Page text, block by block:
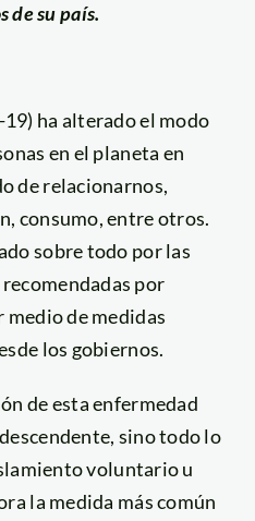
de su país.
ha alterado el modo
en el planeta en
de relacionarnos,
consumo, entre otros.
sobre todo por las
por
medio de medidas
los gobiernos.
de esta enfermedad
sino todo lo
voluntario u
la medida más común